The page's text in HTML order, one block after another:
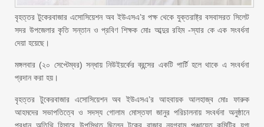
বৃহত্তর টুকেরবাজার এসোসিয়েশন অব ইউএসএ’র পক্ষ থেকে যুক্তরাষ্ট্র বসবাসরত সিলেট
সদর উপজেলার কৃতি সন্তান ও প্রবিণ শিক্ষক মোঃ আব্দুর রহিম -স্যার কে এক সংবর্ধনা
দেয়া হয়েছে।
মঙ্গলবার (২০ সেপ্টেম্বর) সন্ধায় নিউইয়র্কের ব্রন্সের একটি পার্টি হলে থাকে এ সংবর্ধনা
প্রদান করা হয়।
বৃহত্তর টুকেরবাজার এসোসিয়েশন অব ইউএসএ’র আহবায়ক আলহাজ্ব মোঃ ফারুক
আহমদের সভাপতিত্বে ও সদস্য গোলাম মোস্তফা জানুর পরিচালনায় সংবর্ধনা অনুষ্ঠানে